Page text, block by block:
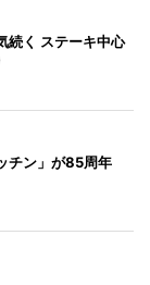
続く ステーキ中心
チン」が85周年